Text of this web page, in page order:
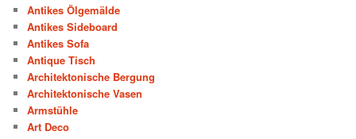
Antikes Ölgemälde
Antikes Sideboard
Antikes Sofa
Antique Tisch
Architektonische Bergung
Architektonische Vasen
Armstühle
Art Deco